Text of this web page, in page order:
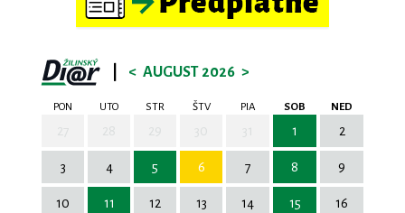
< AUGUST 2026 >
PON UTO STR ŠTV PIA SOB NED
1 2
3 4 5 6 7 8 9
10 11 12 13 14 15 16